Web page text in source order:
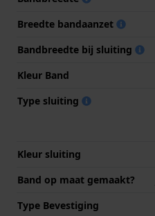
Breedte bandaanzet
Bandbreedte bij sluiting
Kleur Band
Type sluiting
Kleur sluiting
Band op maat gemaakt?
Type Bevestiging